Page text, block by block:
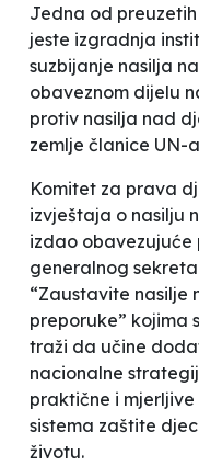
Jedna od
jeste izgradnja
suzbijanje nasilja
obaveznom dijelu
protiv nasilja nad
zemlje članice UN-
Komitet za prava
izvještaja o nasilju
izdao obavezujuće
generalnog
“Zaustavite nasilje
preporuke” kojima
traži da učine
nacionalne
praktične i
sistema zaštite
životu.